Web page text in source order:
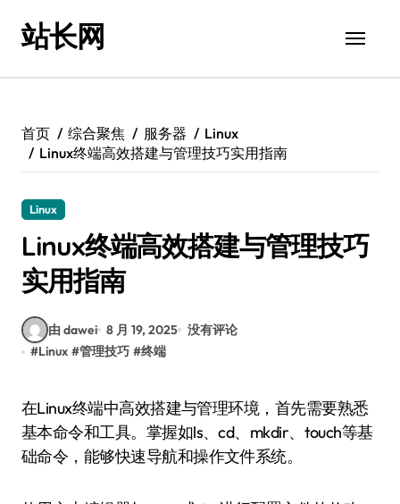
站长网
首页 综合聚焦 服务器
Linux
Linux终端高效搭建与管理技巧实用指南
Linux
Linux终端高效搭建与管理技巧
实用指南
由 dawei 8 月 19, 2025 没有评论
#Linux #管理技巧 #终端
在Linux终端中高效搭建与管理环境，首先需要熟悉
基本命令和工具。掌握如ls、cd、mkdir、touch等基
础命令，能够快速导航和操作文件系统。